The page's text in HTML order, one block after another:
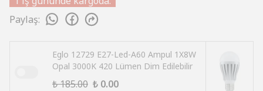
Paylaş:
Eglo 12729 E27-Led-A60 Ampul 1X8W
Opal 3000K 420 Lümen Dim Edilebilir
₺ 185.00 ₺ 0.00